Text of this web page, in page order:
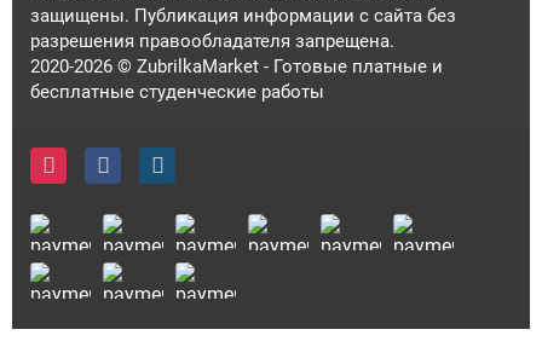
защищены. Публикация информации с сайта без
разрешения правообладателя запрещена.
2020-2026 © ZubrilkaMarket - Готовые платные и
бесплатные студенческие работы